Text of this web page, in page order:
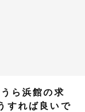
ら浜館の求
すれば良いで